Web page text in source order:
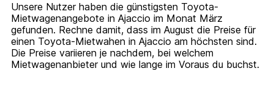
Unsere Nutzer haben die günstigsten Toyota-
Mietwagenangebote in Ajaccio im Monat März
gefunden. Rechne damit, dass im August die Preise für
einen Toyota-Mietwahen in Ajaccio am höchsten sind.
Die Preise variieren je nachdem, bei welchem
Mietwagenanbieter und wie lange im Voraus du buchst.